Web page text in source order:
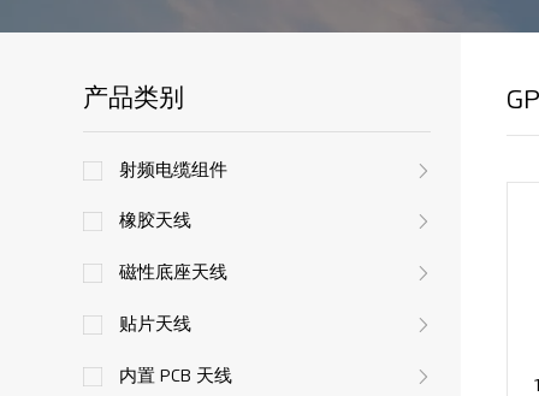
产品类别
射频电缆组件
橡胶天线
磁性底座天线
贴片天线
内置 PCB 天线